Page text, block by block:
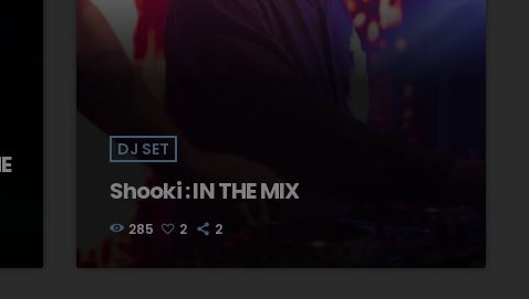
DJ SET
Shooki : IN THE MIX
285 2 2